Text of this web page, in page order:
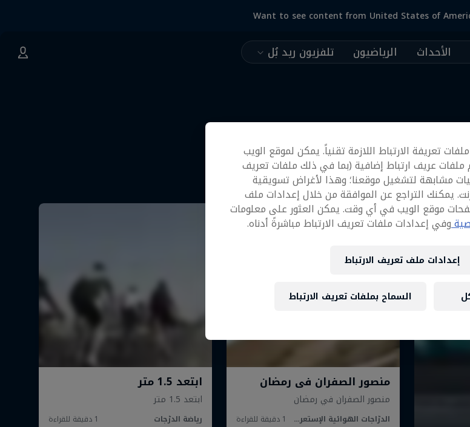
Want to see content from United States of
الأحداث الرياضيون تلفزيون ريد بُل
المزيد
تعريفة الارتباط اللازمة تقنياً. يمكن لموقع الويب
عريف ارتباط إضافية (بما في ذلك ملفات تعريف
مشابهة لتشغيل موقعنا؛ وهذا لأغراض تسويقية
يمكنك التراجع عن الموافقة من خلال إعدادات ملف
موقع الويب في أي وقت. يمكن العثور على معلومات
وفي إعدادات ملفات تعريف الارتباط مباشرةً أدناه.
إعدادات ملف تعريف الارتباط
السماح بملفات تعريف الارتباط